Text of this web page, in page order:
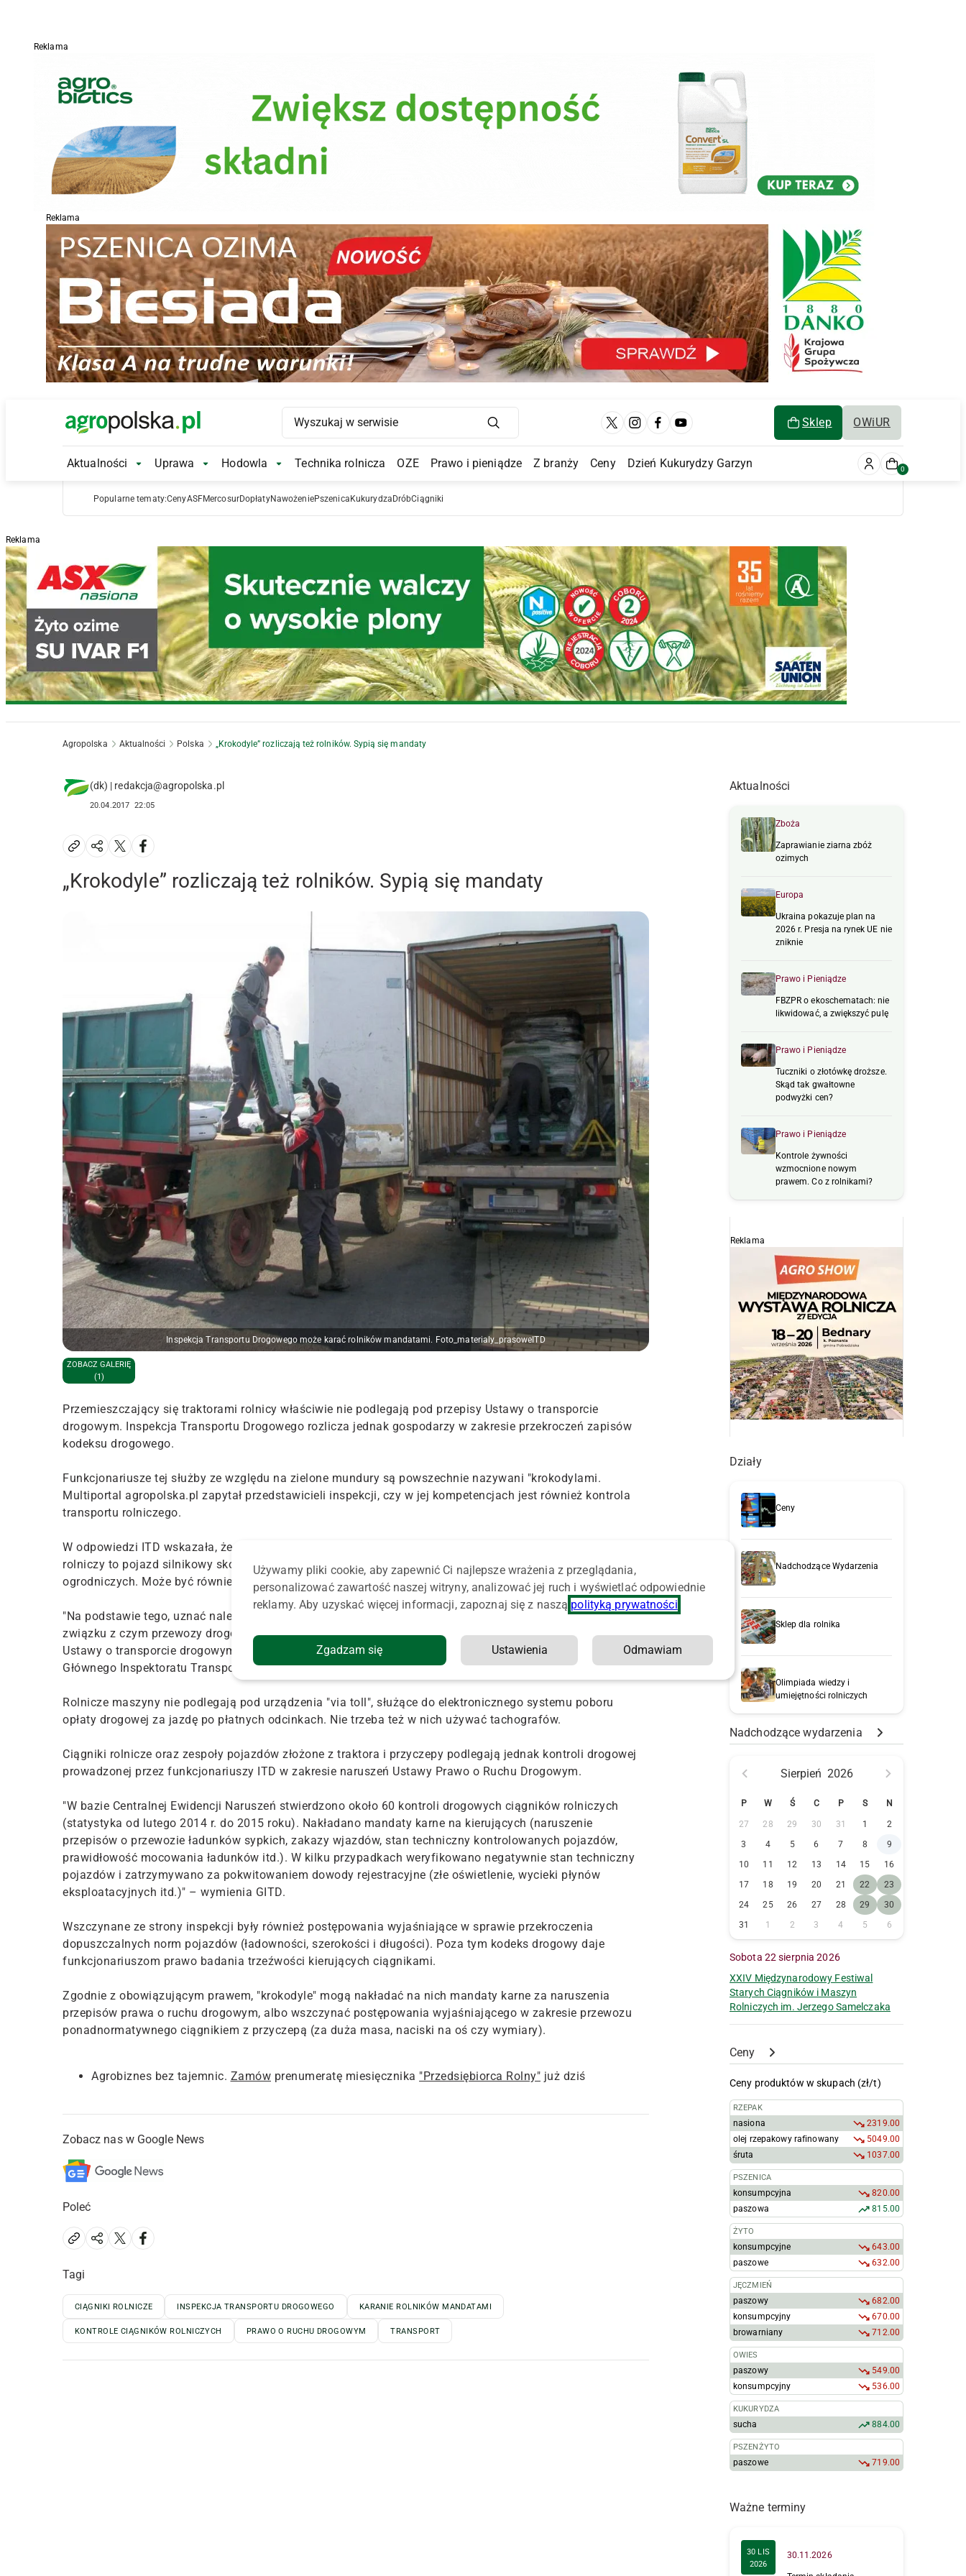
Reklama
Reklama
Main Logo Sklep OWiUR
Main Navigation
Aktualności Aktualności Submenu
Uprawa Uprawa Submenu
Hodowla Hodowla Submenu
Technika rolnicza OZE Prawo i pieniądze Z branży Ceny Dzień Kukurydzy Garzyn 0
Popularne tematy:CenyASFMercosurDopłatyNawożeniePszenica Kukurydza DróbCiągniki
Reklama
Agropolska Aktualności Polska „Krokodyle” rozliczają też rolników. Sypią się mandaty
(dk) | redakcja@agropolska.pl
20.04.2017 22:05
„Krokodyle” rozliczają też rolników. Sypią się mandaty
Inspekcja Transportu Drogowego może karać rolników mandatami. Foto_materialy_prasoweITD
ZOBACZ GALERIĘ
(1)
Przemieszczający się traktorami rolnicy właściwie nie podlegają pod przepisy Ustawy o transporcie
drogowym. Inspekcja Transportu Drogowego rozlicza jednak gospodarzy w zakresie przekroczeń zapisów
kodeksu drogowego.
Funkcjonariusze tej służby ze względu na zielone mundury są powszechnie nazywani "krokodylami.
Multiportal agropolska.pl zapytał przedstawicieli inspekcji, czy w jej kompetencjach jest również kontrola
transportu rolniczego.
W odpowiedzi ITD wskazała, że zgodnie z definicją zawartą w Ustawie Prawo o Ruchu Drogowym "ciągnik
rolniczy to pojazd silnikowy skonstruowany do używania łącznie ze sprzętem do prac rolnych, leśnych lub
ogrodniczych. Może być również przystosowany do ciągnięcia przyczep oraz do prac ziemnych".
"Na podstawie tego, uznać należy, iż ciągnik rolniczy nie spełnia definicji pojazdu samochodowego, w
związku z czym przewozy drogowe wykonywane za pomocą tego typu pojazdów nie podlegają pod przepisy
Ustawy o transporcie drogowym z dnia 6 września 2001 r." – podkreśla Wydział Komunikacji i Promocji
Głównego Inspektoratu Transportu Drogowego.
Rolnicze maszyny nie podlegają pod urządzenia "via toll", służące do elektronicznego systemu poboru
opłaty drogowej za jazdę po płatnych odcinkach. Nie trzeba też w nich używać tachografów.
Ciągniki rolnicze oraz zespoły pojazdów złożone z traktora i przyczepy podlegają jednak kontroli drogowej
prowadzonej przez funkcjonariuszy ITD w zakresie naruszeń Ustawy Prawo o Ruchu Drogowym.
"W bazie Centralnej Ewidencji Naruszeń stwierdzono około 60 kontroli drogowych ciągników rolniczych
(statystyka od lutego 2014 r. do 2015 roku). Nakładano mandaty karne na kierujących (naruszenie
przepisów o przewozie ładunków sypkich, zakazy wjazdów, stan techniczny kontrolowanych pojazdów,
prawidłowość mocowania ładunków itd.). W kilku przypadkach weryfikowano negatywnie stan techniczny
pojazdów i zatrzymywano za pokwitowaniem dowody rejestracyjne (złe oświetlenie, wycieki płynów
eksploatacyjnych itd.)" – wymienia GITD.
Wszczynane ze strony inspekcji były również postępowania wyjaśniające w sprawie przekroczenia
dopuszczalnych norm pojazdów (ładowności, szerokości i długości). Poza tym kodeks drogowy daje
funkcjonariuszom prawo badania trzeźwości kierujących ciągnikami.
Zgodnie z obowiązującym prawem, "krokodyle" mogą nakładać na nich mandaty karne za naruszenia
przepisów prawa o ruchu drogowym, albo wszczynać postępowania wyjaśniającego w zakresie przewozu
ponadnormatywnego ciągnikiem z przyczepą (za duża masa, naciski na oś czy wymiary).
Agrobiznes bez tajemnic. Zamów prenumeratę miesięcznika "Przedsiębiorca Rolny" już dziś
Zobacz nas w Google News
Poleć
Tagi
CIĄGNIKI ROLNICZE INSPEKCJA TRANSPORTU DROGOWEGO KARANIE ROLNIKÓW MANDATAMI
KONTROLE CIĄGNIKÓW ROLNICZYCH PRAWO O RUCHU DROGOWYM TRANSPORT
Aktualności
Zboża
Zaprawianie ziarna zbóż
ozimych
Europa
Ukraina pokazuje plan na
2026 r. Presja na rynek UE nie
zniknie
Prawo i Pieniądze
FBZPR o ekoschematach: nie
likwidować, a zwiększyć pulę
Prawo i Pieniądze
Tuczniki o złotówkę droższe.
Skąd tak gwałtowne
podwyżki cen?
Prawo i Pieniądze
Kontrole żywności
wzmocnione nowym
prawem. Co z rolnikami?
Reklama
Działy
Ceny
Nadchodzące Wydarzenia
Sklep dla rolnika
Olimpiada wiedzy i
umiejętności rolniczych
Nadchodzące wydarzenia
Sierpień 2026
P W Ś C P S N
27 28 29 30 31 1
2
3
4 5 6 7 8
9
10
11 12 13 14 15
16
17
18 19 20 21 22
23
24
25 26 27 28 29
30
31
1 2 3 4 5 6
Sobota 22 sierpnia 2026
XXIV Międzynarodowy Festiwal
Starych Ciągników i Maszyn
Rolniczych im. Jerzego Samelczaka
Ceny
Ceny produktów w skupach (zł/t)
RZEPAK
nasiona
2319.00
olej rzepakowy rafinowany
5049.00
śruta
1037.00
PSZENICA
konsumpcyjna
820.00
paszowa
815.00
ŻYTO
konsumpcyjne
643.00
paszowe
632.00
JĘCZMIEŃ
paszowy
682.00
konsumpcyjny
670.00
browarniany
712.00
OWIES
paszowy
549.00
konsumpcyjny
536.00
KUKURYDZA
sucha 884.00
PSZENŻYTO
paszowe 719.00
Ważne terminy
30 LIS
2026
30.11.2026
Używamy pliki cookie, aby zapewnić Ci najlepsze wrażenia z przeglądania,
personalizować zawartość naszej witryny, analizować jej ruch i wyświetlać odpowiednie
reklamy. Aby uzyskać więcej informacji, zapoznaj się z naszą polityką prywatności
Zgadzam się Ustawienia Odmawiam